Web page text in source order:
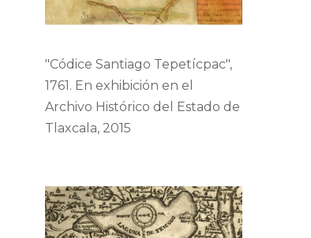
"Códice Santiago Tepetícpac",
1761. En exhibición en el
Archivo Histórico del Estado de
Tlaxcala, 2015